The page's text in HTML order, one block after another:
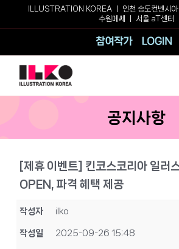
ILLUSTRATION KOREA ㅣ 인천 송도컨벤시아
수원메쎄
서울 aT센터
참여작가
공지사항
[제휴 이벤트] 킨코스코리아 일러
OPEN, 파격 혜택 제공
작성자 ilko
작성일 2025-09-26 15:48